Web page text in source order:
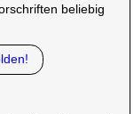
beliebig